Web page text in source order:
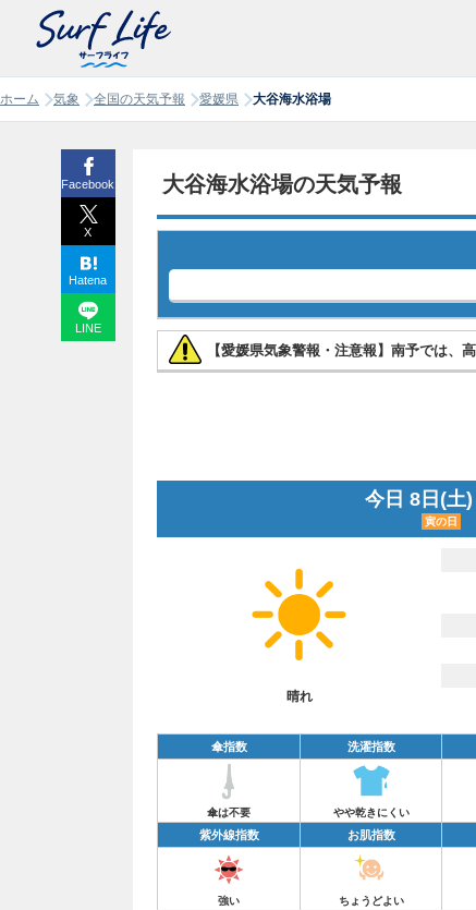
ホーム 気象 全国の天気予報 愛媛県 大谷海水浴場
大谷海水浴場の天気予報
【愛媛県気象警報・注意報】南予では、
今日 8日(土)
寅の日
晴れ
傘指数 洗濯指数
傘は不要 やや乾きにくい
紫外線指数 お肌指数
強い ちょうどよい
Facebook
X
Hatena
LINE